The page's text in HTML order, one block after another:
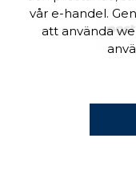
vår e-handel.
att använda